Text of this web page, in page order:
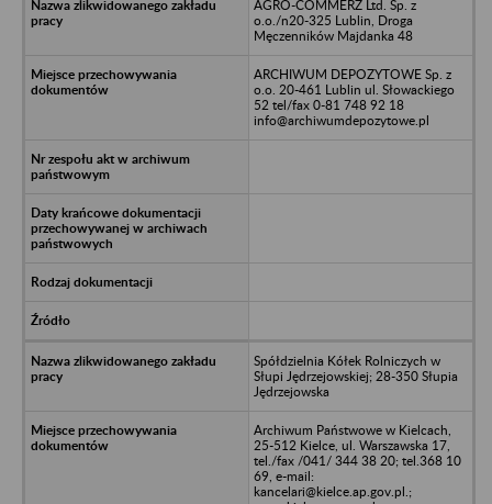
AGRO-COMMERZ Ltd. Sp. z
o.o./n20-325 Lublin, Droga
Męczenników Majdanka 48
ARCHIWUM DEPOZYTOWE Sp. z
o.o. 20-461 Lublin ul. Słowackiego
52 tel/fax 0-81 748 92 18
info@archiwumdepozytowe.pl
Spółdzielnia Kółek Rolniczych w
Słupi Jędrzejowskiej; 28-350 Słupia
Jędrzejowska
Archiwum Państwowe w Kielcach,
25-512 Kielce, ul. Warszawska 17,
tel./fax /041/ 344 38 20; tel.368 10
69, e-mail:
kancelari@kielce.ap.gov.pl.;